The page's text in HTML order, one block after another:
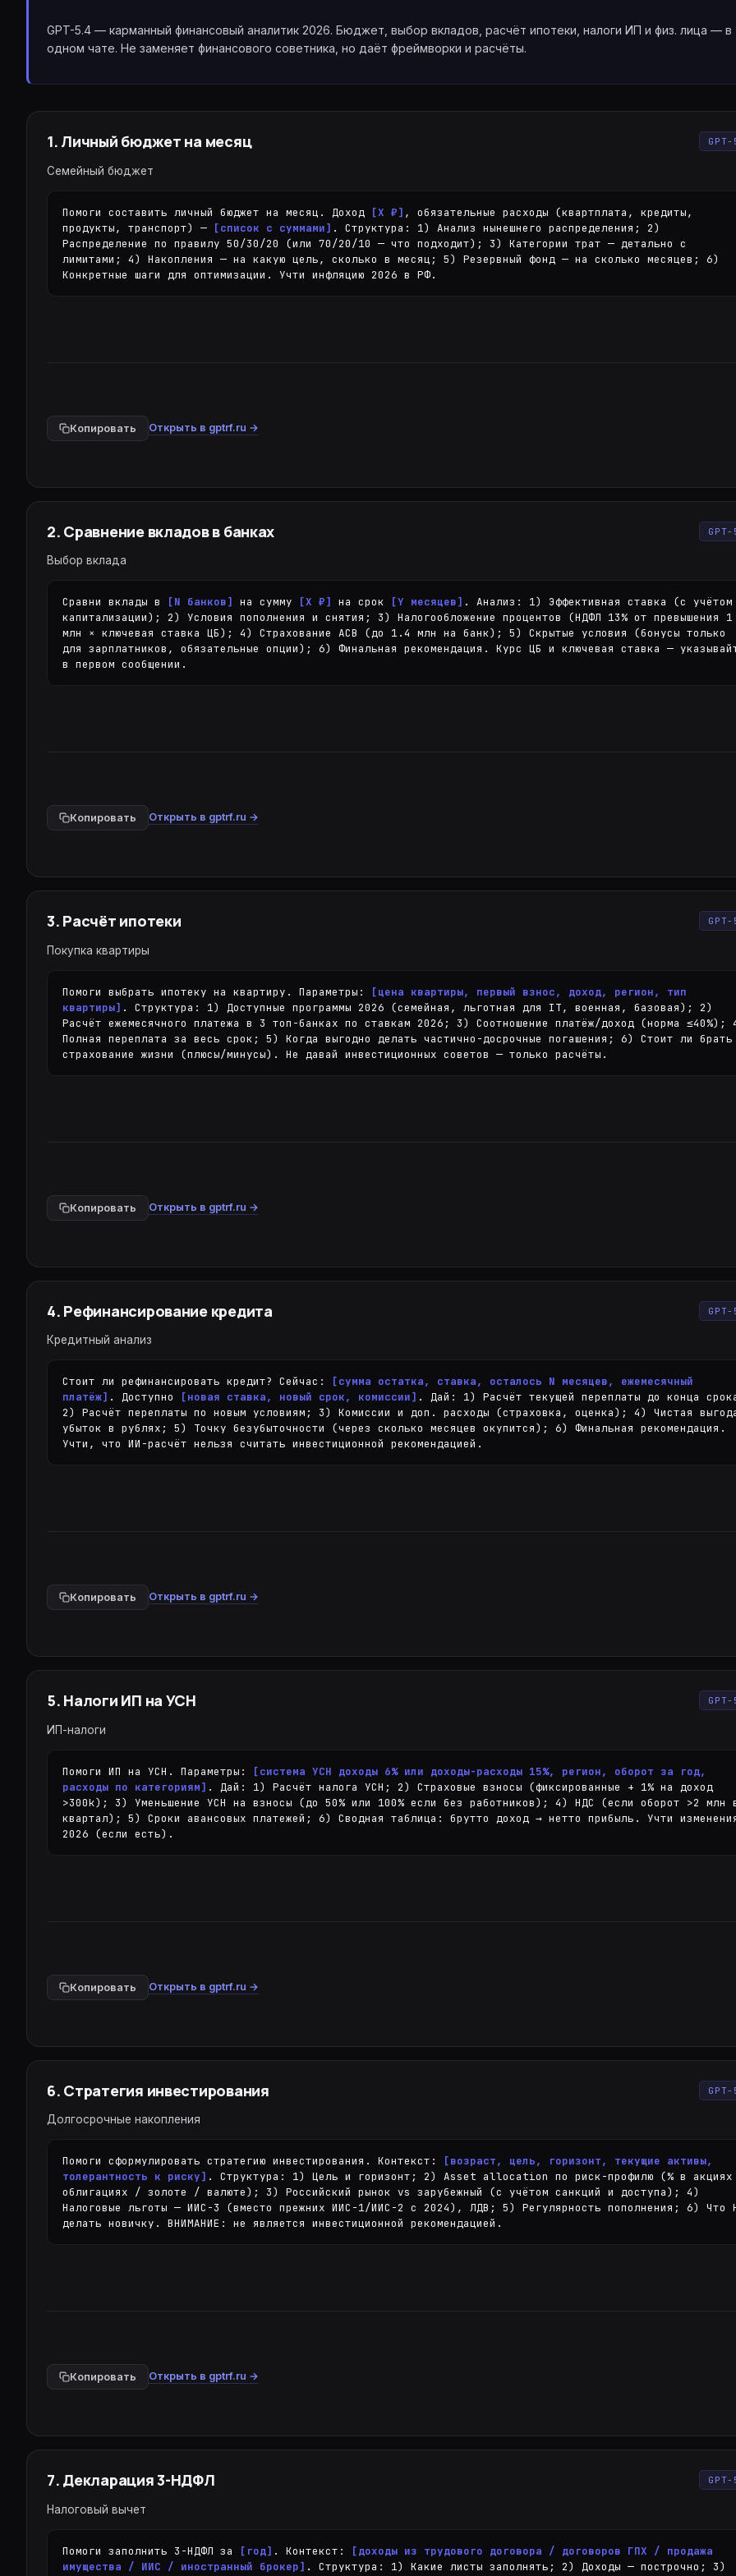
Z-Image
Recraft · быстро · точно · 5 ₽
Topaz Upscale
Grok Imagine Video
апскейл видео до 4K · детализация
Grok 4
1M контекст · быстрый · качественный
Gemini 2.5 Pro
Claude Haiku 4.5
200K · быстрый · код
GPT-5 Mini
131K · быстрый · бюджетный
GPT-5.4 — карманный финансовый аналитик 2026. Бюджет, выбор вкладов, расчёт ипотеки, налоги ИП и физ. лица — в
одном чате. Не заменяет финансового советника, но даёт фреймворки и расчёты.
1. Личный бюджет на месяц
Семейный бюджет
Помоги составить личный бюджет на месяц. Доход [X ₽] , обязательные расходы (квартплата, кредиты,
продукты, транспорт) — [список с суммами] . Структура: 1) Анализ нынешнего распределения; 2)
Распределение по правилу 50/30/20 (или 70/20/10 — что подходит); 3) Категории трат — детально с
лимитами; 4) Накопления — на какую цель, сколько в месяц; 5) Резервный фонд — на сколько месяцев; 6)
Конкретные шаги для оптимизации. Учти инфляцию 2026 в РФ.
Копировать Открыть в gptrf.ru →
2. Сравнение вкладов в банках
Выбор вклада
Сравни вклады в [N банков] на сумму [X ₽] на срок [Y месяцев] . Анализ: 1) Эффективная ставка (с учётом
капитализации); 2) Условия пополнения и снятия; 3) Налогообложение процентов (НДФЛ 13% от превышения 1
млн × ключевая ставка ЦБ); 4) Страхование АСВ (до 1.4 млн на банк); 5) Скрытые условия (бонусы только
для зарплатников, обязательные опции); 6) Финальная рекомендация. Курс ЦБ и ключевая ставка —
в первом сообщении.
Копировать Открыть в gptrf.ru →
3. Расчёт ипотеки
Покупка квартиры
Помоги выбрать ипотеку на квартиру. Параметры:
[цена квартиры, первый взнос, доход, регион, тип
квартиры] . Структура: 1) Доступные программы 2026 (семейная, льготная для IT, военная, базовая); 2)
Расчёт ежемесячного платежа в 3 топ-банках по ставкам 2026; 3) Соотношение платёж/доход (норма ≤40%);
Полная переплата за весь срок; 5) Когда выгодно делать частично-досрочные погашения; 6) Стоит ли брать
страхование жизни (плюсы/минусы). Не давай инвестиционных советов — только расчёты.
Копировать Открыть в gptrf.ru →
4. Рефинансирование кредита
Кредитный анализ
Стоит ли рефинансировать кредит? Сейчас:
[сумма остатка, ставка, осталось N месяцев, ежемесячный
платёж] . Доступно [новая ставка, новый срок, комиссии] . Дай: 1) Расчёт текущей переплаты до конца
2) Расчёт переплаты по новым условиям; 3) Комиссии и доп. расходы (страховка, оценка); 4) Чистая
убыток в рублях; 5) Точку безубыточности (через сколько месяцев окупится); 6) Финальная рекомендация.
Учти, что ИИ-расчёт нельзя считать инвестиционной рекомендацией.
Копировать Открыть в gptrf.ru →
5. Налоги ИП на УСН
ИП-налоги
Помоги ИП на УСН. Параметры:
[система УСН доходы 6% или доходы-расходы 15%, регион, оборот за год,
расходы по категориям] . Дай: 1) Расчёт налога УСН; 2) Страховые взносы (фиксированные + 1% на доход
>300k); 3) Уменьшение УСН на взносы (до 50% или 100% если без работников); 4) НДС (если оборот >2 млн
квартал); 5) Сроки авансовых платежей; 6) Сводная таблица: брутто доход → нетто прибыль. Учти
2026 (если есть).
Копировать Открыть в gptrf.ru →
6. Стратегия инвестирования
Долгосрочные накопления
Помоги сформулировать стратегию инвестирования. Контекст:
[возраст, цель, горизонт, текущие активы,
толерантность к риску] . Структура: 1) Цель и горизонт; 2) Asset allocation по риск-профилю (% в
облигациях / золоте / валюте); 3) Российский рынок vs зарубежный (с учётом санкций и доступа); 4)
Налоговые льготы — ИИС-3 (вместо прежних ИИС-1/ИИС-2 с 2024), ЛДВ; 5) Регулярность пополнения; 6) Что
делать новичку. ВНИМАНИЕ: не является инвестиционной рекомендацией.
Копировать Открыть в gptrf.ru →
7. Декларация 3-НДФЛ
Налоговый вычет
Помоги заполнить 3-НДФЛ за [год] . Контекст:
[доходы из трудового договора / договоров ГПХ / продажа
имущества / ИИС / иностранный брокер] . Структура: 1) Какие листы заполнять; 2) Доходы — построчно; 3)